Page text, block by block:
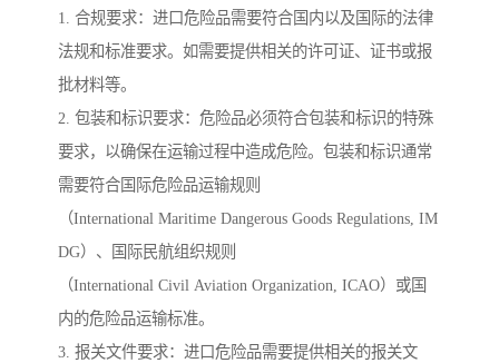
1. 合规要求：进口危险品需要符合国内以及国际的法律
法规和标准要求。如需要提供相关的许可证、证书或报
批材料等。
2. 包装和标识要求：危险品必须符合包装和标识的特殊
要求，以确保在运输过程中造成危险。包装和标识通常
需要符合国际危险品运输规则
（International Maritime Dangerous Goods Regulations, IM
DG）、国际民航组织规则
（International Civil Aviation Organization, ICAO）或国
内的危险品运输标准。
3. 报关文件要求：进口危险品需要提供相关的报关文